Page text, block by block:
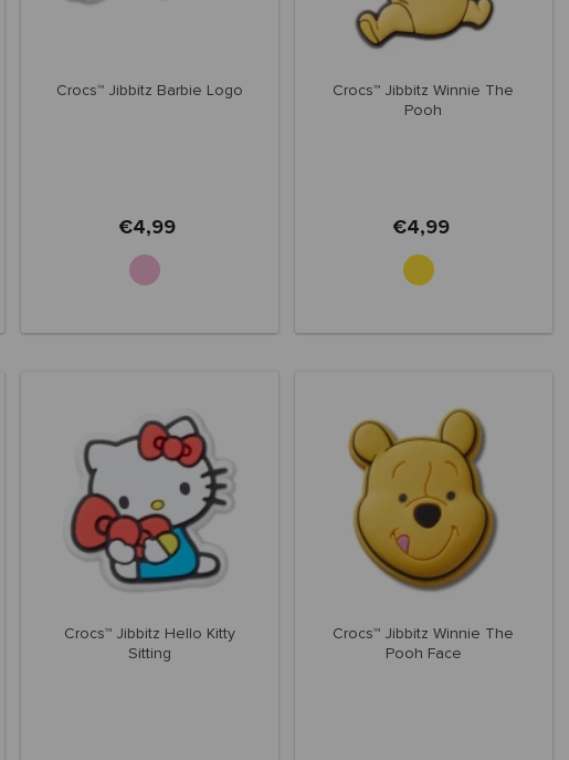
Crocs™ Jibbitz Barbie Logo
€4,99
Crocs™ Jibbitz Winnie The
Pooh
€4,99
Crocs™ Jibbitz Hello Kitty
Sitting
Crocs™ Jibbitz Winnie The
Pooh Face